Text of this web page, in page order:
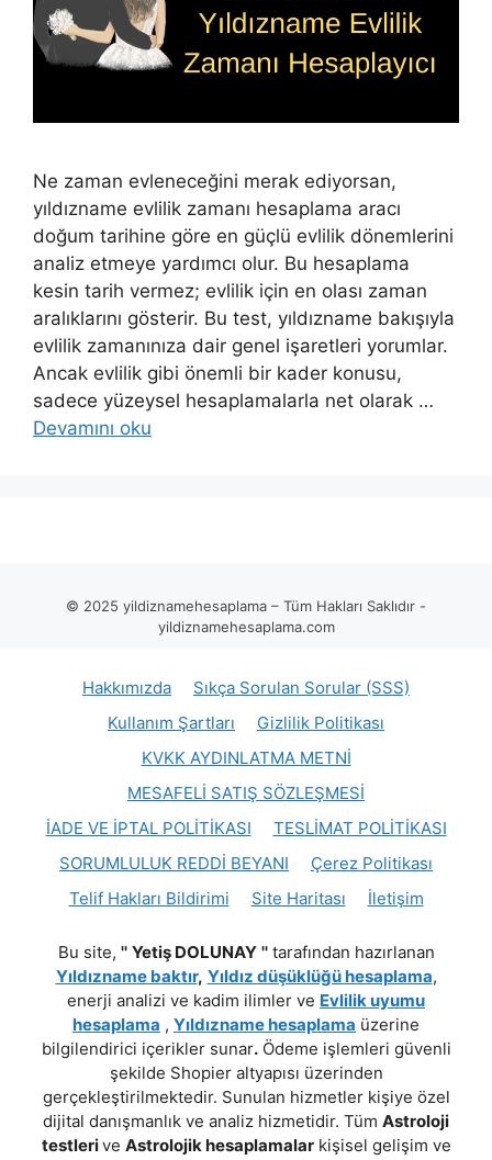
Ne zaman evleneceğini merak ediyorsan,
yıldızname evlilik zamanı hesaplama aracı
doğum tarihine göre en güçlü evlilik dönemlerini
analiz etmeye yardımcı olur. Bu hesaplama
kesin tarih vermez; evlilik için en olası zaman
aralıklarını gösterir. Bu test, yıldızname bakışıyla
evlilik zamanınıza dair genel işaretleri yorumlar.
Ancak evlilik gibi önemli bir kader konusu,
sadece yüzeysel hesaplamalarla net olarak …
Devamını oku
© 2025 yildiznamehesaplama – Tüm Hakları Saklıdır -
yildiznamehesaplama.com
Hakkımızda
Sıkça Sorulan Sorular (SSS)
Kullanım Şartları
Gizlilik Politikası
KVKK AYDINLATMA METNİ
MESAFELİ SATIŞ SÖZLEŞMESİ
İADE VE İPTAL POLİTİKASI
TESLİMAT POLİTİKASI
SORUMLULUK REDDİ BEYANI
Çerez Politikası
Telif Hakları Bildirimi
Site Haritası İletişim
Bu site, '' Yetiş DOLUNAY ''tarafından hazırlanan
Yıldızname baktır, Yıldız düşüklüğü hesaplama,
enerji analizi ve kadim ilimler ve Evlilik uyumu
hesaplama , Yıldızname hesaplama üzerine
bilgilendirici içerikler sunar.Ödeme işlemleri güvenli
şekilde Shopier altyapısı üzerinden
gerçekleştirilmektedir. Sunulan hizmetler kişiye özel
dijital danışmanlık ve analiz hizmetidir. Tüm Astroloji
testlerive Astrolojik hesaplamalarkişisel gelişim ve